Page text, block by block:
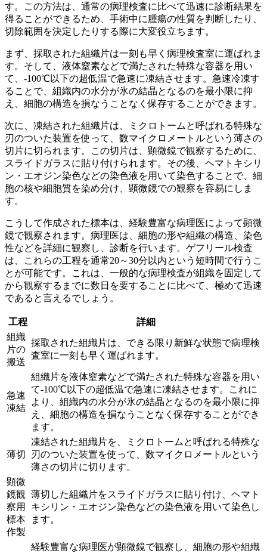
す。この方法は、通常の病理検査に比べて迅速に診断結果を
得ることができるため、手術中に腫瘍の性質を判断したり、
切除範囲を決定したりする際に大変役立ちます。
まず、採取された組織片は一刻も早く病理検査室に運ばれま
す。そして、液体窒素などで満たされた特殊な容器を用い
て、 -100℃以下の超低温で急速に凍結させます。急速冷凍す
ることで、組織内の水分が氷の結晶となるのを最小限に抑
え、細胞の構造を損なうことなく保存することができます。
次に、凍結された組織片は、ミクロトームと呼ばれる特殊な
刃のついた装置を使って、 数マイクロメートルという薄さの
切片に切られます。この切片は、顕微鏡で観察するために、
スライドガラスに貼り付けられます。その後、ヘマトキシリ
ン・エオジン染色などの染色液を用いて染色することで、細
胞の核や細胞質を染め分け、顕微鏡での観察を容易にしま
す。
こうして作成された標本は、 経験豊富な病理医によって顕微
鏡で観察されます。病理医は、細胞の形や組織の構造、染色
性などを詳細に観察し、診断を行います。ゲフリール検査
は、これらの工程を通常20～30分以内という短時間で行うこ
とが可能です。これは、一般的な病理検査が組織を固定して
から観察するまでに数日を要することに比べて、極めて迅速
であると言えるでしょう。
工程
詳細
組織
片の
搬送
採取された組織片は、できる限り新鮮な状態で病理検
査室に一刻も早く運ばれます。
急速
凍結
組織片を液体窒素などで満たされた特殊な容器を用い
て-100℃以下の超低温で急速に凍結させます。これに
より、組織内の水分が氷の結晶となるのを最小限に抑
え、細胞の構造を損なうことなく保存することができ
ます。
薄切
凍結された組織片を、ミクロトームと呼ばれる特殊な
刃のついた装置を使って、数マイクロメートルという
薄さの切片に切ります。
顕微
鏡観
察用
標本
作製
薄切した組織片をスライドガラスに貼り付け、ヘマト
キシリン・エオジン染色などの染色液を用いて染色し
ます。
経験豊富な病理医が顕微鏡で観察し、細胞の形や組織